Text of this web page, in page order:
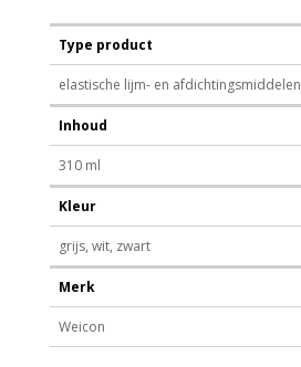
Type product
elastische lijm- en afdichtingsmiddelen
Inhoud
310 ml
Kleur
grijs, wit, zwart
Merk
Weicon